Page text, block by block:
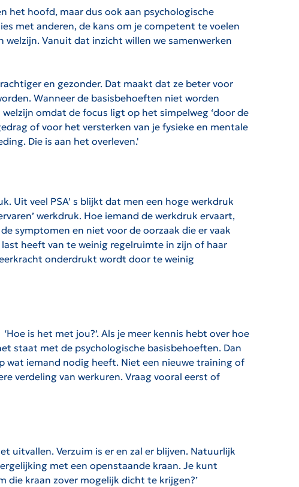
het hoofd, maar dus ook aan psychologische
met anderen, de kans om je competent te voelen
Vanuit dat inzicht willen we samenwerken
en gezonder. Dat maakt dat ze beter voor
Wanneer de basisbehoeften niet worden
omdat de focus ligt op het simpelweg ‘door de
of voor het versterken van je fysieke en mentale
Die is aan het overleven.'
Uit veel PSA’ s blijkt dat men een hoge werkdruk
werkdruk. Hoe iemand de werkdruk ervaart,
symptomen en niet voor de oorzaak die er vaak
heeft van te weinig regelruimte in zijn of haar
onderdrukt wordt door te weinig
is het met jou?’. Als je meer kennis hebt over hoe
staat met de psychologische basisbehoeften. Dan
wat iemand nodig heeft. Niet een nieuwe training of
verdeling van werkuren. Vraag vooral eerst of
uitvallen. Verzuim is er en zal er blijven. Natuurlijk
met een openstaande kraan. Je kunt
die kraan zover mogelijk dicht te krijgen?’